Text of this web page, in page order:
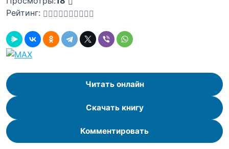
Рейтинг:
Читать онлайн
Скачать книгу
Комментировать